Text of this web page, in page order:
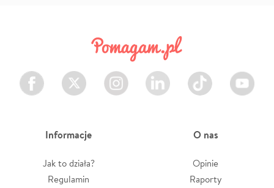
Facebook Twitter Instagram LinkedIn TikTok Youtube
Informacje
Jak to działa?
Regulamin
O nas
Opinie
Raporty